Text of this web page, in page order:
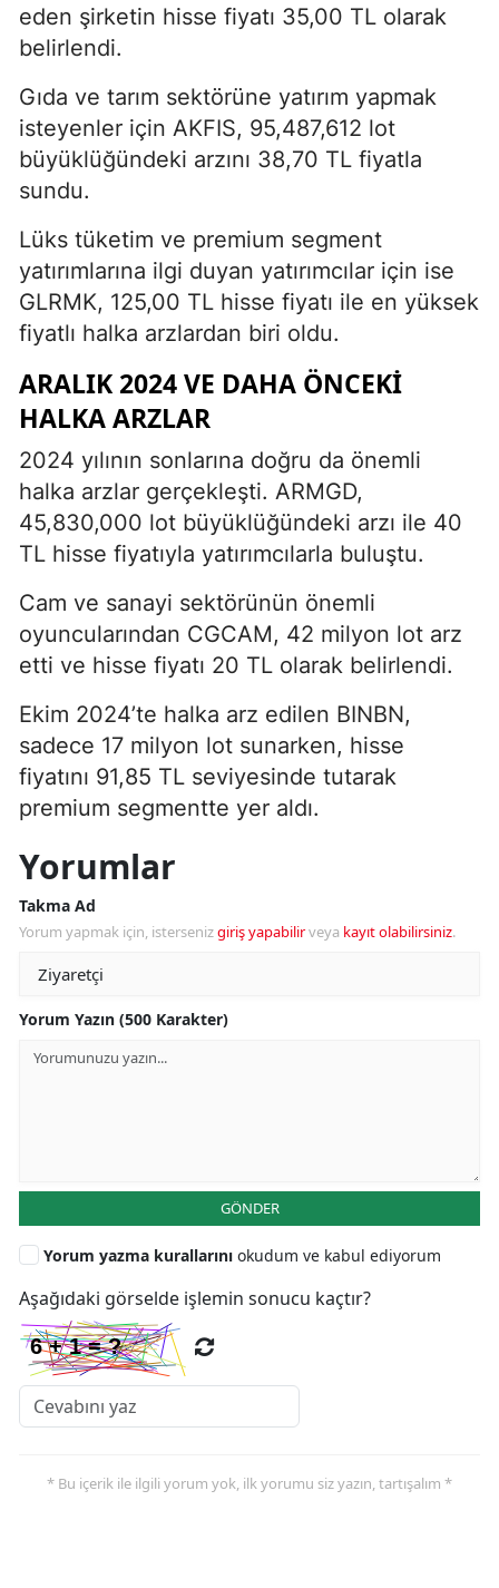
eden şirketin hisse fiyatı 35,00 TL olarak
belirlendi.
Gıda ve tarım sektörüne yatırım yapmak
isteyenler için AKFIS, 95,487,612 lot
büyüklüğündeki arzını 38,70 TL fiyatla
sundu.
Lüks tüketim ve premium segment
yatırımlarına ilgi duyan yatırımcılar için ise
GLRMK, 125,00 TL hisse fiyatı ile en yüksek
fiyatlı halka arzlardan biri oldu.
ARALIK 2024 VE DAHA ÖNCEKI
HALKA ARZLAR
2024 yılının sonlarına doğru da önemli
halka arzlar gerçekleşti. ARMGD,
45,830,000 lot büyüklüğündeki arzı ile 40
TL hisse fiyatıyla yatırımcılarla buluştu.
Cam ve sanayi sektörünün önemli
oyuncularından CGCAM, 42 milyon lot arz
etti ve hisse fiyatı 20 TL olarak belirlendi.
Ekim 2024’te halka arz edilen BINBN,
sadece 17 milyon lot sunarken, hisse
fiyatını 91,85 TL seviyesinde tutarak
premium segmentte yer aldı.
Yorumlar
Takma Ad
Yorum yapmak için, istersenizgiriş yapabilirveya kayıt olabilirsiniz.
Yorum Yazın (500 Karakter)
GÖNDER
Yorum yazma kurallarını okudum ve kabul ediyorum
Aşağıdaki görselde işlemin sonucu kaçtır?
* Bu içerik ile ilgili yorum yok, ilk yorumu siz yazın, tartışalım *